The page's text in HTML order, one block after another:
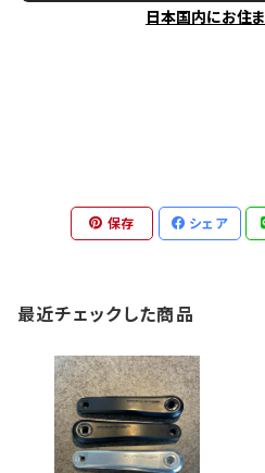
日本国内にお住
保存 シェア
最近チェックした商品